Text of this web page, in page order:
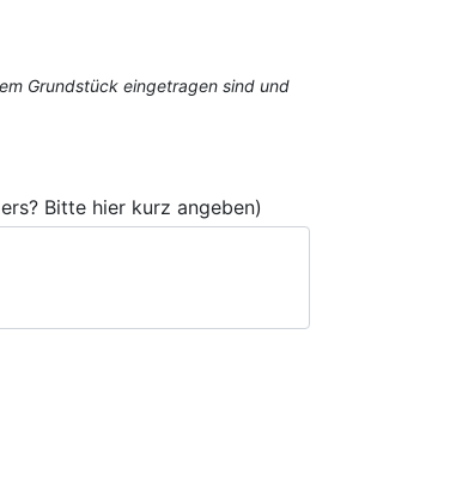
Grundstück eingetragen sind und
Bitte hier kurz angeben)